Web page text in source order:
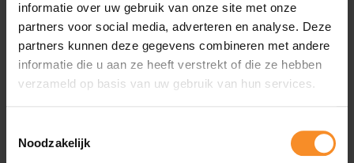
informatie over uw gebruik van onze site met onze
partners voor social media, adverteren en analyse. Deze
partners kunnen deze gegevens combineren met andere
informatie die u aan ze heeft verstrekt of die ze hebben
verzameld op basis van uw gebruik van hun services.
Noodzakelijk